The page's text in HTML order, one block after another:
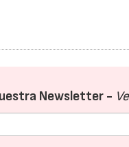
Newsletter -